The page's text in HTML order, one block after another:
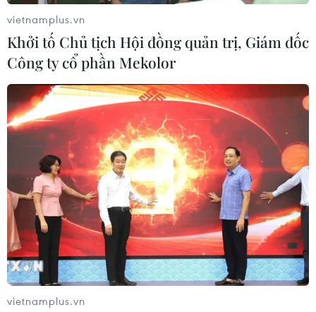
vietnamplus.vn
Khởi tố Chủ tịch Hội đồng quản trị, Giám đốc
Công ty cổ phần Mekolor
vietnamplus.vn